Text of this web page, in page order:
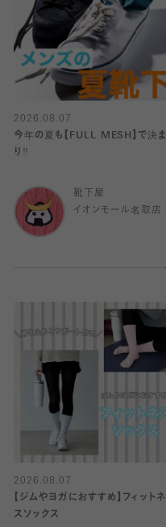
2026.08.07
今年の夏も【FULL MESH】で決ま
り️‼️
靴下屋
イオンモール名取店
2026.08.07
【ジムやヨガにおすすめ】フィットネ
スソックス